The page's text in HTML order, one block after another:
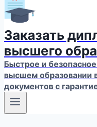
Заказать
высшего
Быстрое и
высшем образовании
документов с